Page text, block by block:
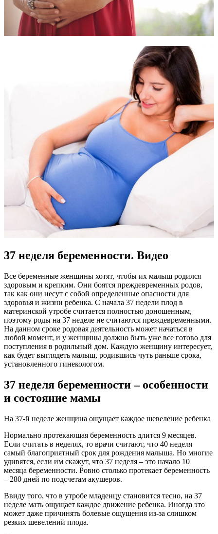
37 неделя беременности. Видео
Все беременные женщины хотят, чтобы их малыш родился
здоровым и крепким. Они боятся преждевременных родов,
так как они несут с собой определенные опасности для
здоровья и жизни ребенка. С начала 37 недели плод в
материнской утробе считается полностью доношенным,
поэтому роды на 37 неделе не считаются преждевременными.
На данном сроке родовая деятельность может начаться в
любой момент, и у женщины должно быть уже все готово для
поступления в родильный дом. Каждую женщину интересует,
как будет выглядеть малыш, родившись чуть раньше срока,
установленного гинекологом.
37 неделя беременности – особенности
и состояние мамы
На 37-й неделе женщина ощущает каждое шевеление ребенка
Нормально протекающая беременность длится 9 месяцев.
Если считать в неделях, то врачи считают, что 40 неделя
самый благоприятный срок для рождения малыша. Но многие
удивятся, если им скажут, что 37 неделя – это начало 10
месяца беременности. Ровно столько протекает беременность
– 280 дней по подсчетам акушеров.
Ввиду того, что в утробе младенцу становится тесно, на 37
неделе мать ощущает каждое движение ребенка. Иногда это
может даже причинять болевые ощущения из-за слишком
резких шевелений плода.